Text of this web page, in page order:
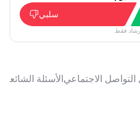
سلبي
فقط.
الاجتماعيالأسئلة الشائعة